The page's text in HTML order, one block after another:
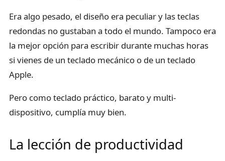
Era algo pesado, el diseño era peculiar y las teclas
redondas no gustaban a todo el mundo. Tampoco era
la mejor opción para escribir durante muchas horas
si vienes de un teclado mecánico o de un teclado
Apple.
Pero como teclado práctico, barato y multi-
dispositivo, cumplía muy bien.
La lección de productividad